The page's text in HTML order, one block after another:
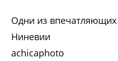
Одни из впечатляющих
Ниневии
achicaphoto